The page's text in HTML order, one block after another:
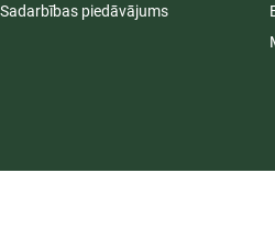
Sadarbības piedāvājums